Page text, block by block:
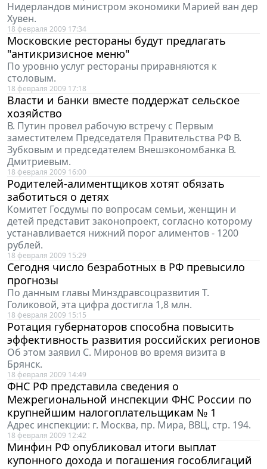
Нидерландов министром экономики Марией ван дер
Хувен.
18 февраля 2009 17:34
Московские рестораны будут предлагать
"антикризисное меню"
По уровню услуг рестораны приравняются к
столовым.
18 февраля 2009 17:18
Власти и банки вместе поддержат сельское
хозяйство
В. Путин провел рабочую встречу с Первым
заместителем Председателя Правительства РФ В.
Зубковым и председателем Внешэкономбанка В.
Дмитриевым.
18 февраля 2009 16:00
Родителей-алиментщиков хотят обязать
заботиться о детях
Комитет Госдумы по вопросам семьи, женщин и
детей представит законопроект, согласно которому
устанавливается нижний порог алиментов - 1200
рублей.
18 февраля 2009 15:29
Сегодня число безработных в РФ превысило
прогнозы
По данным главы Минздравсоцразвития Т.
Голиковой, эта цифра достигла 1,8 млн.
18 февраля 2009 15:15
Ротация губернаторов способна повысить
эффективность развития российских регионов
Об этом заявил С. Миронов во время визита в
Брянск.
18 февраля 2009 14:49
ФНС РФ представила сведения о
Межрегиональной инспекции ФНС России по
крупнейшим налогоплательщикам № 1
Адрес инспекции: г. Москва, пр. Мира, ВВЦ, стр. 194.
18 февраля 2009 12:42
Минфин РФ опубликовал итоги выплат
купонного дохода и погашения гособлигаций